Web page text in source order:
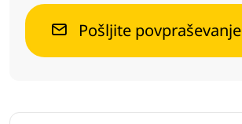
Pošljite povpraševanje